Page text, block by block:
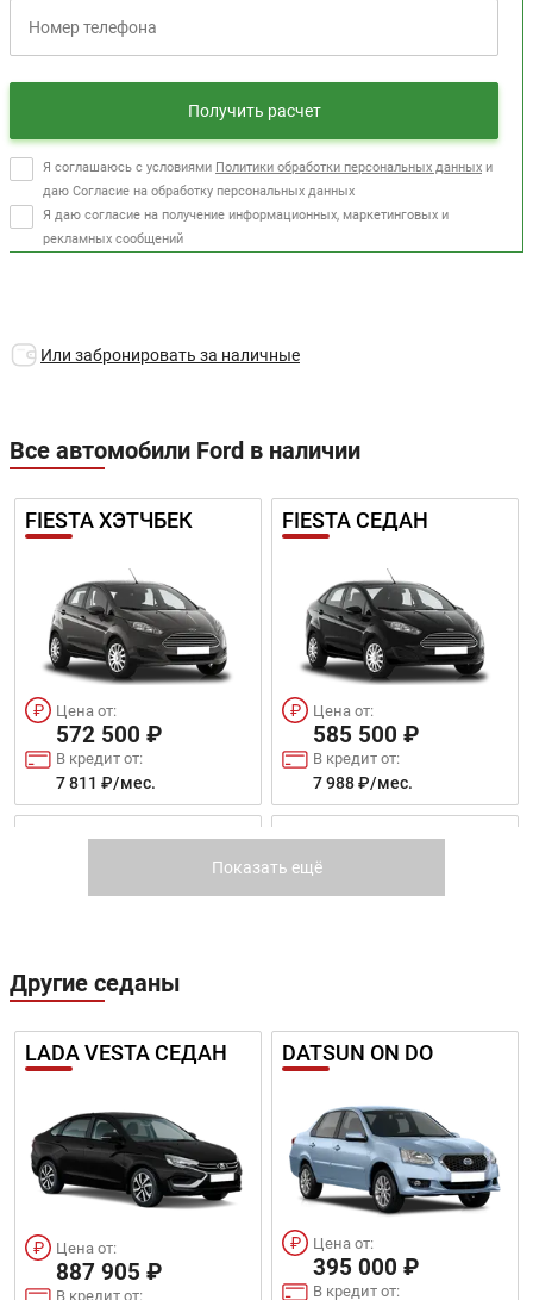
Получить расчет
Я соглашаюсь с условиями Политики обработки персональных данных и
даю Согласие на обработку персональных данных
Я даю согласие на получение информационных, маркетинговых и
рекламных сообщений
Или забронировать за наличные
Все автомобили Ford в наличии
FIESTA ХЭТЧБЕК
Цена от:
572 500 ₽
В кредит от:
7 811 ₽/мес.
FIESTA СЕДАН
Цена от:
585 500 ₽
В кредит от:
7 988 ₽/мес.
FOCUS ХЭТЧБЕК
Цена от:
757 900 ₽
В кредит от:
FOCUS СЕДАН
Цена от:
770 900 ₽
В кредит от:
FOCUS УНИВЕРСАЛ ECOSPORT
Показать ещё
Другие седаны
LADA VESTA СЕДАН
Цена от:
887 905 ₽
В кредит от:
DATSUN ON DO
Цена от:
395 000 ₽
В кредит от: